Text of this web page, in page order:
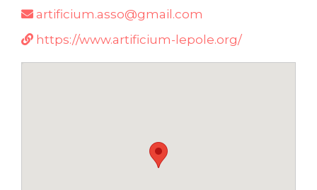
artificium.asso@gmail.com
https://www.artificium-lepole.org/